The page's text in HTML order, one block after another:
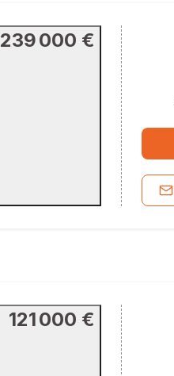
239 000 €
121 000 €